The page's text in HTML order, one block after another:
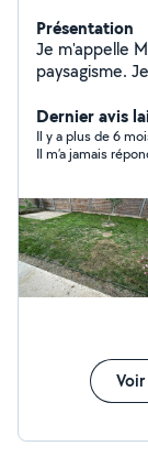
Présentation
Je m'appelle
paysagisme.
service des
Dernier avis
Il y a plus de 6
Il m’a jamais